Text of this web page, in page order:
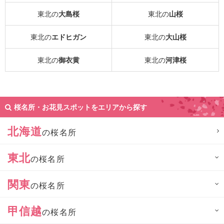
東北の大島桜 東北の山桜
東北のエドヒガン 東北の大山桜
東北の御衣黄 東北の河津桜
桜名所・お花見スポットをエリアから探す
北海道の桜名所
東北の桜名所
関東の桜名所
甲信越の桜名所